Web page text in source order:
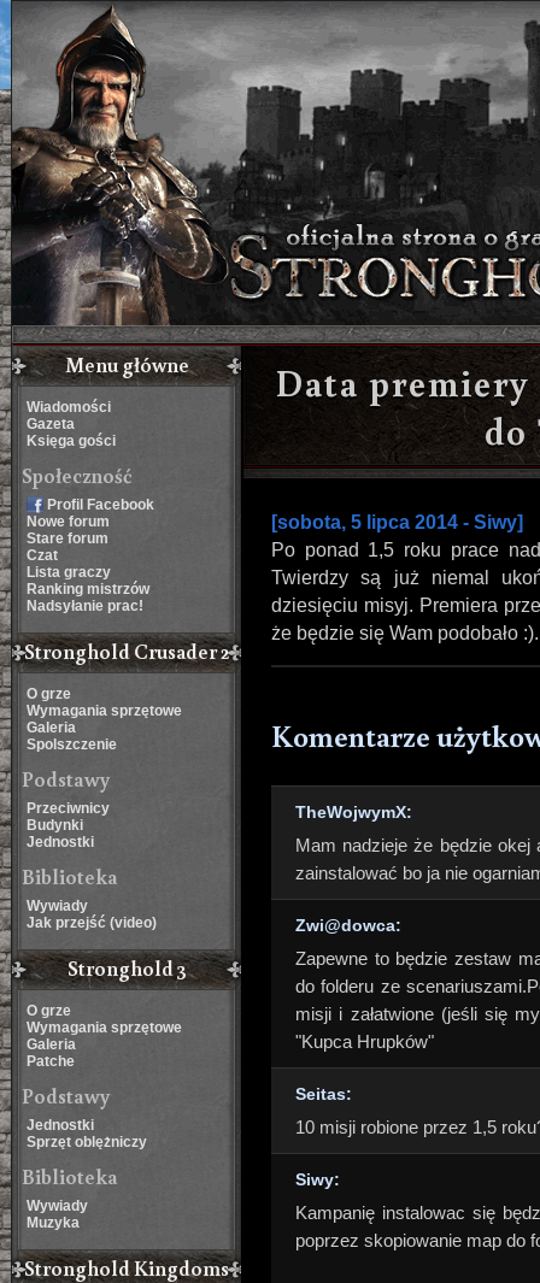
Menu główne
Wiadomości
Gazeta
Księga gości
Społeczność
Profil Facebook
Nowe forum
Stare forum
Czat
Lista graczy
Ranking mistrzów
Nadsyłanie prac!
Stronghold Crusader 2
O grze
Wymagania sprzętowe
Galeria
Spolszczenie
Podstawy
Przeciwnicy
Budynki
Jednostki
Biblioteka
Wywiady
Jak przejść (video)
Stronghold 3
O grze
Wymagania sprzętowe
Galeria
Patche
Podstawy
Jednostki
Sprzęt oblężniczy
Biblioteka
Wywiady
Muzyka
Stronghold Kingdoms
Data
do
[sobota, 5 lipca 2014 - Siwy]
Po ponad 1,5 roku prace
Twierdzy są już niemal
dziesięciu misyj. Premiera
że będzie się Wam podobało :).
Komentarze
TheWojwymX:
Mam nadzieje że będzie
zainstalować bo ja nie
Zwi@dowca:
Zapewne to będzie zestaw
do folderu ze
misji i załatwione (jeśli się
"Kupca Hrupków"
Seitas:
10 misji robione przez 1,5
Siwy:
Kampanię instalowac się
poprzez skopiowanie map do